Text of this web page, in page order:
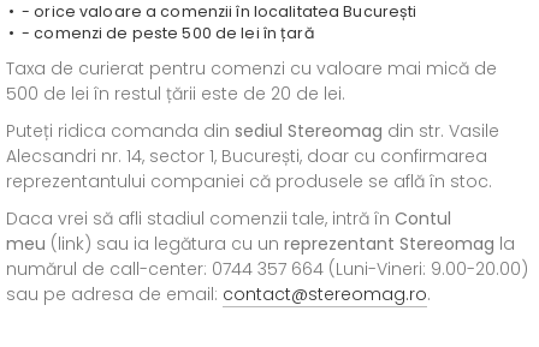
- orice valoare a comenzii în localitatea București
- comenzi de peste 500 de lei în țară
Taxa de curierat pentru comenzi cu valoare mai mică de
500 de lei în restul țării este de 20 de lei.
Puteți ridica comanda din sediul Stereomag din str. Vasile
Alecsandri nr. 14, sector 1, București, doar cu confirmarea
reprezentantului companiei că produsele se află în stoc.
Daca vrei să afli stadiul comenzii tale, intră în Contul
meu (link) sau ia legătura cu un reprezentant Stereomag la
numărul de call-center: 0744 357 664 (Luni-Vineri: 9.00-20.00)
sau pe adresa de email: contact@stereomag.ro.